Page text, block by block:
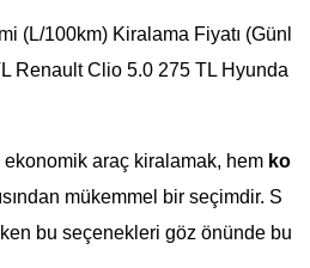
(L/100km) Kiralama Fiyatı (Günl
Renault Clio 5.0 275 TL Hyunda
araç kiralamak, hem ko
mükemmel bir seçimdir. S
bu seçenekleri göz önünde bu